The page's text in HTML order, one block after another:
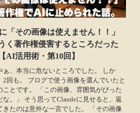
「その画像は使えません！！」
く著作権侵害するところだった
AI活用術・第10回】
ぁ、本当に危ないところでした。 しか
2回も。 ブログで使う画像を選んでいたと
ことです。 「この画像、雰囲気がぴった
な。」 そう思ってClaudeに見せると、返
きたのは意外な一言でした。 「その画像